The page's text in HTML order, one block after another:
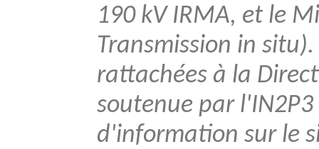
190 kV IRMA, et le
Transmission in
rattachées à la
soutenue par
d'information sur le